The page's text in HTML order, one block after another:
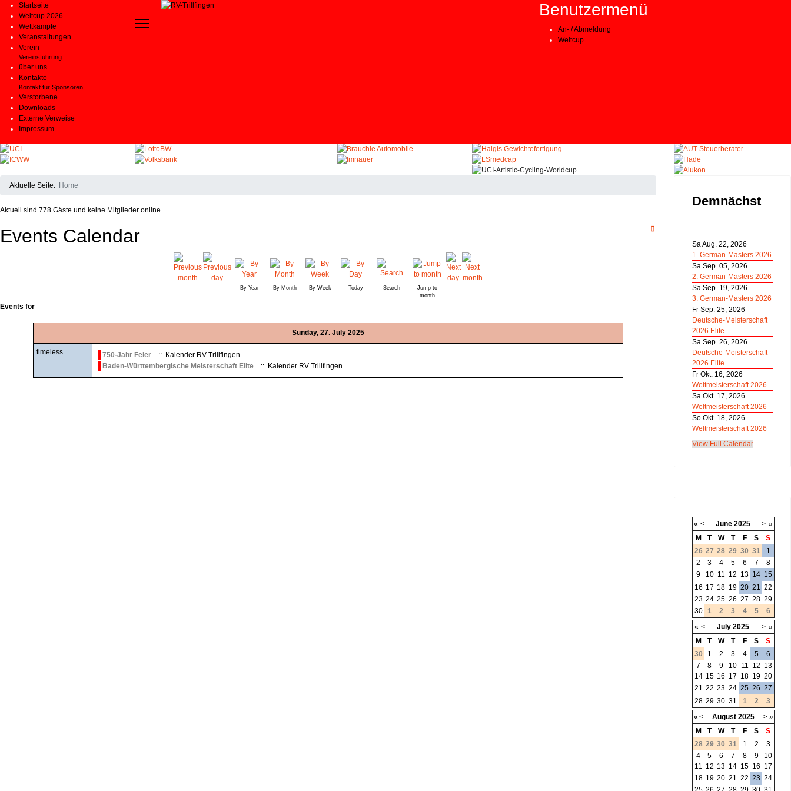
Startseite
Weltcup 2026
Wettkämpfe
Veranstaltungen
Verein
Vereinsführung
über uns
Kontakte
Kontakt für Sponsoren
Verstorbene
Downloads
Externe Verweise
Impressum
Benutzermenü
An- / Abmeldung
Weltcup
Aktuelle Seite: Home
Aktuell sind 778 Gäste und keine Mitglieder online
Events Calendar
By Year By Month By Week Today Search
Jump to
month
Events for
Sunday, 27. July 2025
timeless 750-Jahr Feier
:: Kalender RV Trillfingen
Baden-Württembergische Meisterschaft Elite
:: Kalender RV Trillfingen
Demnächst
Sa Aug. 22, 2026
1. German-Masters 2026
Sa Sep. 05, 2026
2. German-Masters 2026
Sa Sep. 19, 2026
3. German-Masters 2026
Fr Sep. 25, 2026
Deutsche-Meisterschaft
2026 Elite
Sa Sep. 26, 2026
Deutsche-Meisterschaft
2026 Elite
Fr Okt. 16, 2026
Weltmeisterschaft 2026
Sa Okt. 17, 2026
Weltmeisterschaft 2026
So Okt. 18, 2026
Weltmeisterschaft 2026
View Full Calendar
« < June 2025 > »
M
T W T F S
S
26 27 28 29 30 31
1
2
3 4 5 6 7
8
9
10 11 12 13 14 15
16 17 18 19 20 21 22
23 24 25 26 27 28 29
30
1 2 3 4 5
6
« < July 2025 > »
M
T W T F S
S
30
1 2 3 4 5
6
7
8 9 10 11 12 13
14 15 16 17 18 19 20
21 22 23 24 25 26 27
28 29 30 31 1 2
3
« < August 2025 > »
M
T W T F S
S
28 29 30 31 1 2
3
4
5 6 7 8 9
10
11 12 13 14 15 16 17
18 19 20 21 22 23 24